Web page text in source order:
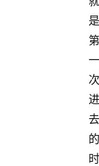
是
第
一
次
进
去
的
时